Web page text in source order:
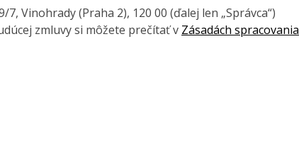
7, Vinohrady (Praha 2), 120 00 (ďalej len „Správca“)
zmluvy si môžete prečítať v Zásadách spracovania